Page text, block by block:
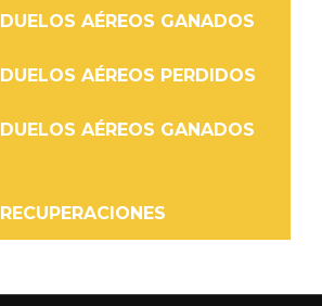
DUELOS AÉREOS GANADOS
DUELOS AÉREOS PERDIDOS
DUELOS AÉREOS GANADOS
RECUPERACIONES